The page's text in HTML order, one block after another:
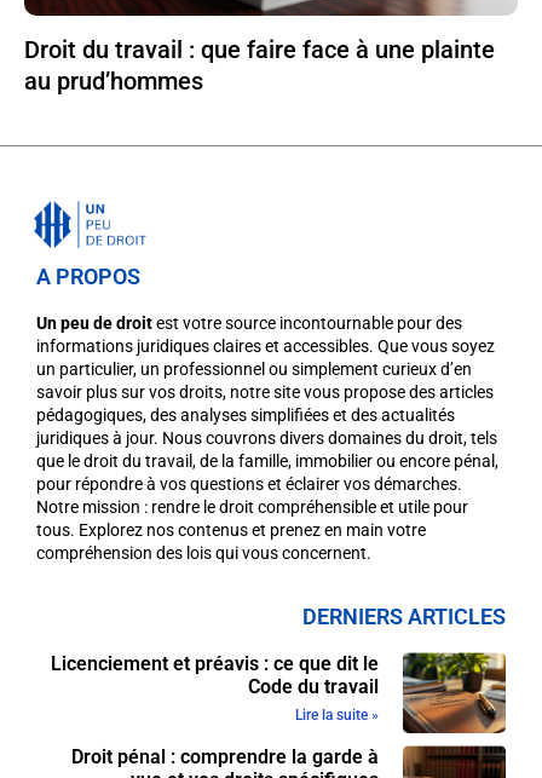
Droit du travail : que faire face à une plainte
au prud’hommes
A PROPOS
Un peu de droitest votre source incontournable pour des
informations juridiques claires et accessibles. Que vous soyez
un particulier, un professionnel ou simplement curieux d’en
savoir plus sur vos droits, notre site vous propose des articles
pédagogiques, des analyses simplifiées et des actualités
juridiques à jour. Nous couvrons divers domaines du droit, tels
que le droit du travail, de la famille, immobilier ou encore pénal,
pour répondre à vos questions et éclairer vos démarches.
Notre mission : rendre le droit compréhensible et utile pour
tous. Explorez nos contenus et prenez en main votre
compréhension des lois qui vous concernent.
DERNIERS ARTICLES
Licenciement et préavis : ce que dit le
Code du travail
Lire la suite »
Droit pénal : comprendre la garde à